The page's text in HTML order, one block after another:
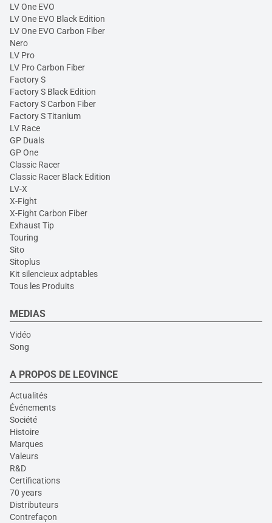
LV One EVO
LV One EVO Black Edition
LV One EVO Carbon Fiber
Nero
LV Pro
LV Pro Carbon Fiber
Factory S
Factory S Black Edition
Factory S Carbon Fiber
Factory S Titanium
LV Race
GP Duals
GP One
Classic Racer
Classic Racer Black Edition
LV-X
X-Fight
X-Fight Carbon Fiber
Exhaust Tip
Touring
Sito
Sitoplus
Kit silencieux adptables
Tous les Produits
MEDIAS
Vidéo
Song
A PROPOS DE LEOVINCE
Actualités
Événements
Société
Histoire
Marques
Valeurs
R&D
Certifications
70 years
Distributeurs
Contrefaçon